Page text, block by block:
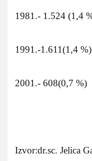
1981.- 1.524 (1,4
1991.-1.611(1,4 %)
2001.- 608(0,7 %)
Izvor:dr.sc. Jelica